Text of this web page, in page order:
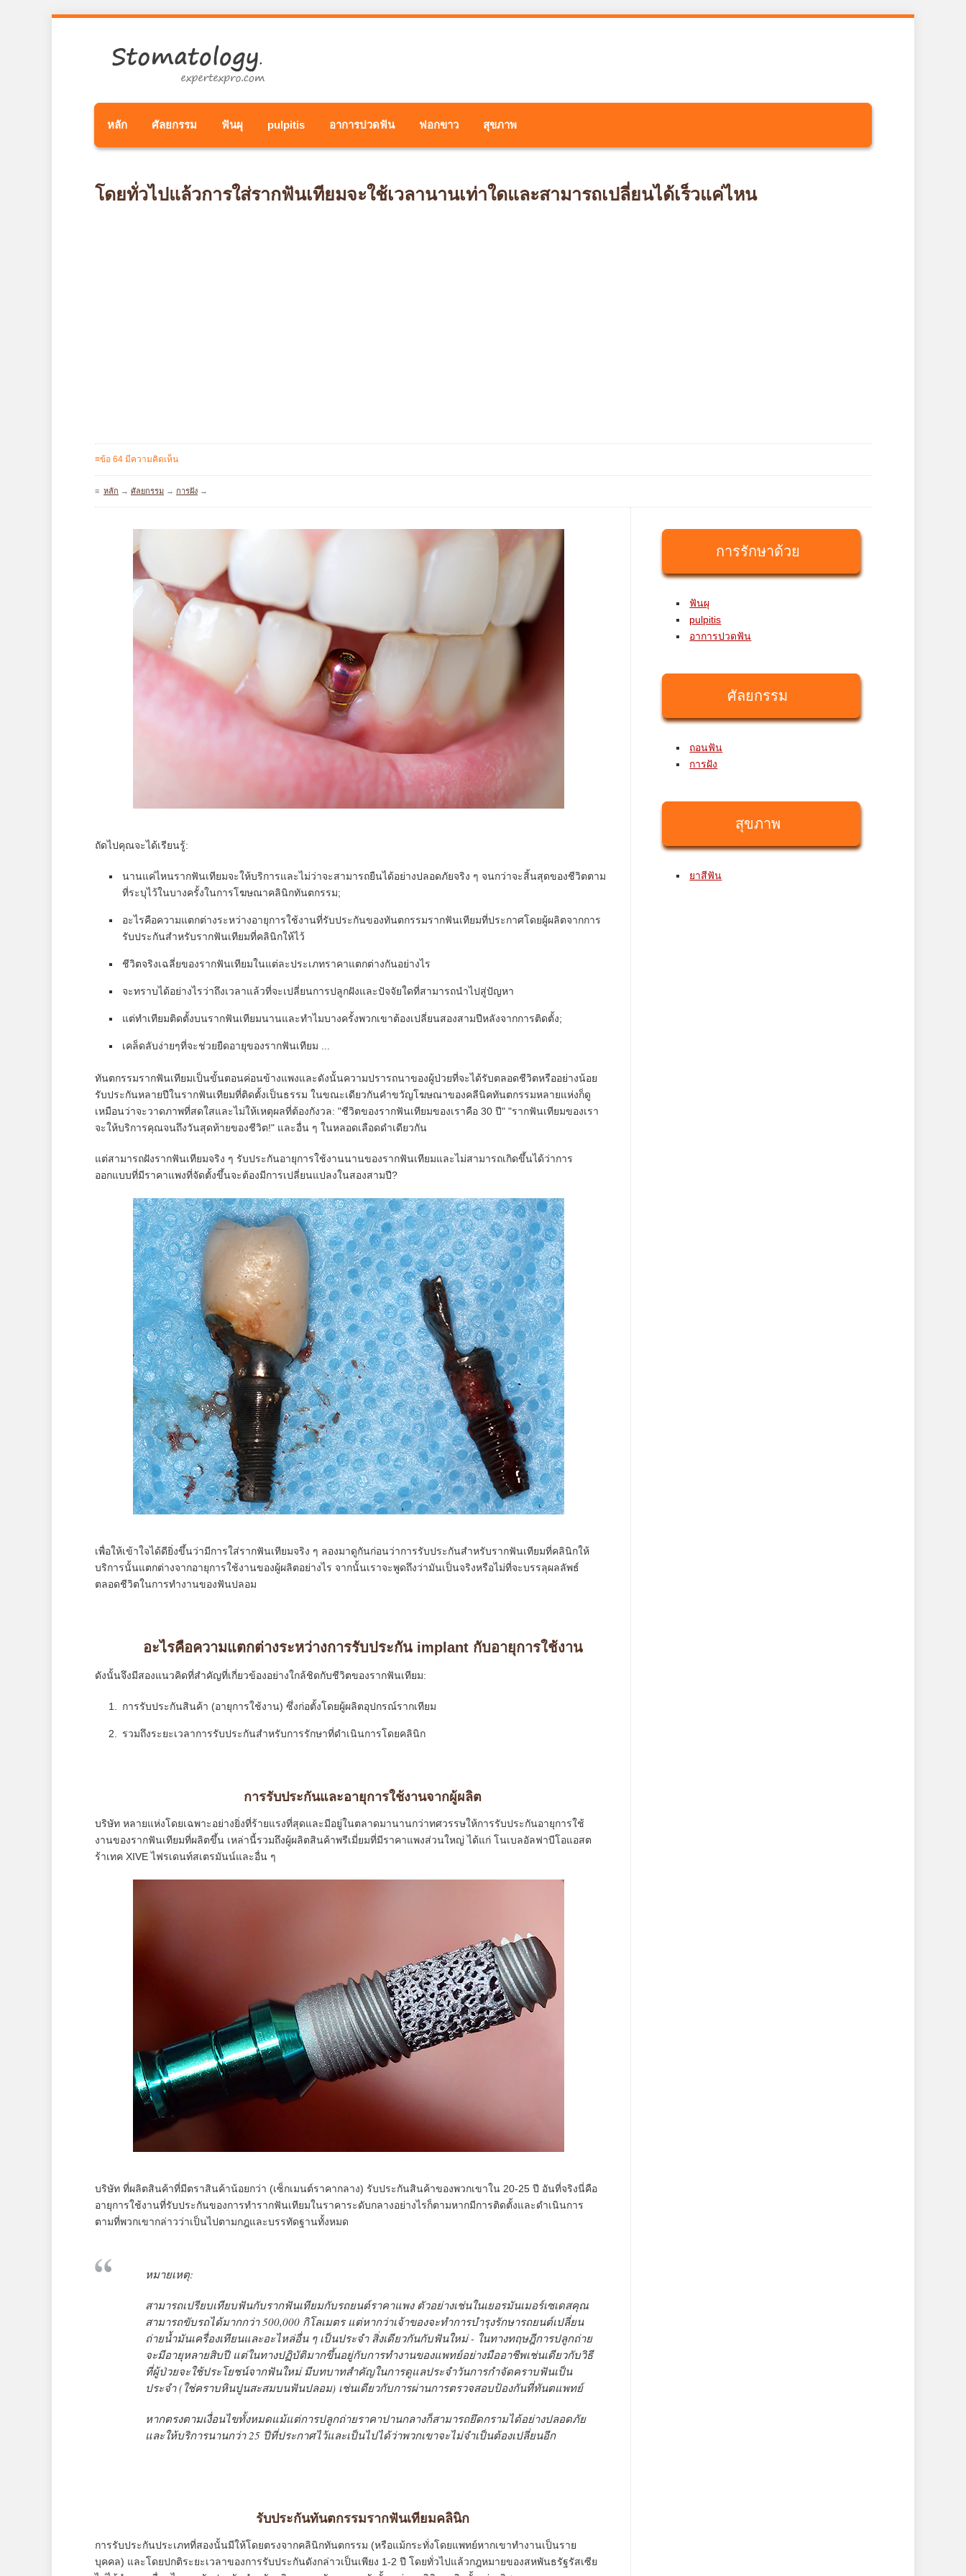
หลัก ศัลยกรรม ฟันผุ pulpitis อาการปวดฟัน ฟอกขาว สุขภาพ
โดยทั่วไปแล้วการใส่รากฟันเทียมจะใช้เวลานานเท่าใดและสามารถเปลี่ยนได้เร็วแค่ไหน
≡ข้อ 64 มีความคิดเห็น
≡ หลัก → ศัลยกรรม → การฝัง →
ถัดไปคุณจะได้เรียนรู้:
นานแค่ไหนรากฟันเทียมจะให้บริการและไม่ว่าจะสามารถยืนได้อย่างปลอดภัยจริง ๆ จนกว่าจะสิ้นสุดของชีวิตตาม
ที่ระบุไว้ในบางครั้งในการโฆษณาคลินิกทันตกรรม;
อะไรคือความแตกต่างระหว่างอายุการใช้งานที่รับประกันของทันตกรรมรากฟันเทียมที่ประกาศโดยผู้ผลิตจากการ
รับประกันสำหรับรากฟันเทียมที่คลินิกให้ไว้
ชีวิตจริงเฉลี่ยของรากฟันเทียมในแต่ละประเภทราคาแตกต่างกันอย่างไร
จะทราบได้อย่างไรว่าถึงเวลาแล้วที่จะเปลี่ยนการปลูกฝังและปัจจัยใดที่สามารถนำไปสู่ปัญหา
แต่ทำเทียมติดตั้งบนรากฟันเทียมนานและทำไมบางครั้งพวกเขาต้องเปลี่ยนสองสามปีหลังจากการติดตั้ง;
เคล็ดลับง่ายๆที่จะช่วยยืดอายุของรากฟันเทียม ...
ทันตกรรมรากฟันเทียมเป็นขั้นตอนค่อนข้างแพงและดังนั้นความปรารถนาของผู้ป่วยที่จะได้รับตลอดชีวิตหรืออย่างน้อย
รับประกันหลายปีในรากฟันเทียมที่ติดตั้งเป็นธรรม ในขณะเดียวกันคำขวัญโฆษณาของคลีนิคทันตกรรมหลายแห่งก็ดู
เหมือนว่าจะวาดภาพที่สดใสและไม่ให้เหตุผลที่ต้องกังวล: "ชีวิตของรากฟันเทียมของเราคือ 30 ปี" "รากฟันเทียมของเรา
จะให้บริการคุณจนถึงวันสุดท้ายของชีวิต!" และอื่น ๆ ในหลอดเลือดดำเดียวกัน
แต่สามารถฝังรากฟันเทียมจริง ๆ รับประกันอายุการใช้งานนานของรากฟันเทียมและไม่สามารถเกิดขึ้นได้ว่าการ
ออกแบบที่มีราคาแพงที่จัดตั้งขึ้นจะต้องมีการเปลี่ยนแปลงในสองสามปี?
เพื่อให้เข้าใจได้ดียิ่งขึ้นว่ามีการใส่รากฟันเทียมจริง ๆ ลองมาดูกันก่อนว่าการรับประกันสำหรับรากฟันเทียมที่คลินิกให้
บริการนั้นแตกต่างจากอายุการใช้งานของผู้ผลิตอย่างไร จากนั้นเราจะพูดถึงว่ามันเป็นจริงหรือไม่ที่จะบรรลุผลลัพธ์
ตลอดชีวิตในการทำงานของฟันปลอม
อะไรคือความแตกต่างระหว่างการรับประกัน implant กับอายุการใช้งาน
ดังนั้นจึงมีสองแนวคิดที่สำคัญที่เกี่ยวข้องอย่างใกล้ชิดกับชีวิตของรากฟันเทียม:
การรับประกันสินค้า (อายุการใช้งาน) ซึ่งก่อตั้งโดยผู้ผลิตอุปกรณ์รากเทียม
รวมถึงระยะเวลาการรับประกันสำหรับการรักษาที่ดำเนินการโดยคลินิก
การรับประกันและอายุการใช้งานจากผู้ผลิต
บริษัท หลายแห่งโดยเฉพาะอย่างยิ่งที่ร้ายแรงที่สุดและมีอยู่ในตลาดมานานกว่าทศวรรษให้การรับประกันอายุการใช้
งานของรากฟันเทียมที่ผลิตขึ้น เหล่านี้รวมถึงผู้ผลิตสินค้าพรีเมี่ยมที่มีราคาแพงส่วนใหญ่ ได้แก่ โนเบลอัลฟาบีโอแอสต
ร้าเทค XIVE ไฟรเดนท์สเตรมันน์และอื่น ๆ
บริษัท ที่ผลิตสินค้าที่มีตราสินค้าน้อยกว่า (เซ็กเมนต์ราคากลาง) รับประกันสินค้าของพวกเขาใน 20-25 ปี อันที่จริงนี่คือ
อายุการใช้งานที่รับประกันของการทำรากฟันเทียมในราคาระดับกลางอย่างไรก็ตามหากมีการติดตั้งและดำเนินการ
ตามที่พวกเขากล่าวว่าเป็นไปตามกฎและบรรทัดฐานทั้งหมด
หมายเหตุ:
สามารถเปรียบเทียบฟันกับรากฟันเทียมกับรถยนต์ราคาแพง ตัวอย่างเช่นในเยอรมันเมอร์เซเดสคุณ
สามารถขับรถได้มากกว่า 500,000 กิโลเมตร แต่หากว่าเจ้าของจะทำการบำรุงรักษารถยนต์เปลี่ยน
ถ่ายน้ำมันเครื่องเทียนและอะไหล่อื่น ๆ เป็นประจำ สิ่งเดียวกันกับฟันใหม่ - ในทางทฤษฎีการปลูกถ่าย
จะมีอายุหลายสิบปี แต่ในทางปฏิบัติมากขึ้นอยู่กับการทำงานของแพทย์อย่างมืออาชีพเช่นเดียวกับวิธี
ที่ผู้ป่วยจะใช้ประโยชน์จากฟันใหม่ มีบทบาทสำคัญในการดูแลประจำวันการกำจัดคราบฟันเป็น
ประจำ (ใช่คราบหินปูนสะสมบนฟันปลอม) เช่นเดียวกับการผ่านการตรวจสอบป้องกันที่ทันตแพทย์
หากตรงตามเงื่อนไขทั้งหมดแม้แต่การปลูกถ่ายราคาปานกลางก็สามารถยึดกรามได้อย่างปลอดภัย
และให้บริการนานกว่า 25 ปีที่ประกาศไว้และเป็นไปได้ว่าพวกเขาจะไม่จำเป็นต้องเปลี่ยนอีก
รับประกันทันตกรรมรากฟันเทียมคลินิก
การรับประกันประเภทที่สองนั้นมีให้โดยตรงจากคลินิกทันตกรรม (หรือแม้กระทั่งโดยแพทย์หากเขาทำงานเป็นราย
บุคคล) และโดยปกติระยะเวลาของการรับประกันดังกล่าวเป็นเพียง 1-2 ปี โดยทั่วไปแล้วกฎหมายของสหพันธรัฐรัสเซีย
การรักษาด้วย
ฟันผุ
pulpitis
อาการปวดฟัน
ศัลยกรรม
ถอนฟัน
การฝัง
สุขภาพ
ยาสีฟัน